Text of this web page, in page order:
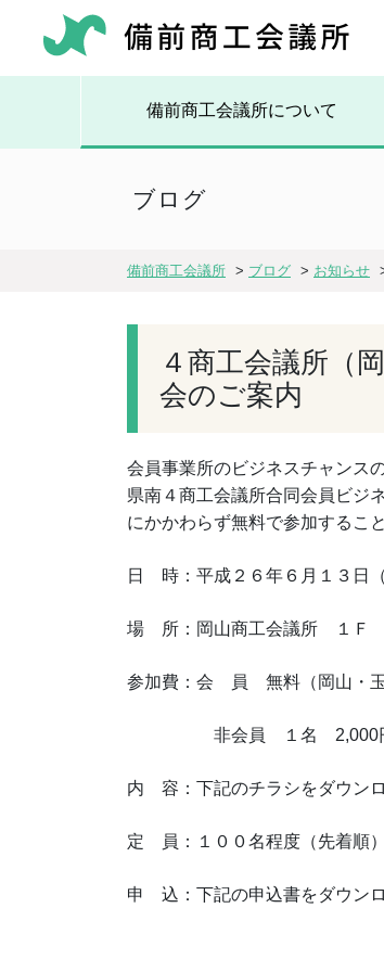
備前商工会議所について
ブログ
備前商工会議所 > ブログ > お知らせ
４商工会議所（
会のご案内
会員事業所のビジネスチャンス
県南４商工会議所合同会員ビジ
にかかわらず無料で参加するこ
日 時：平成２６年６月１３日
場 所：岡山商工会議所 １Ｆ
参加費：会 員 無料（岡山・玉
非会員 １名 2,000円（
内 容：下記のチラシをダウン
定 員：１００名程度（先着順）
申 込：下記の申込書をダウン